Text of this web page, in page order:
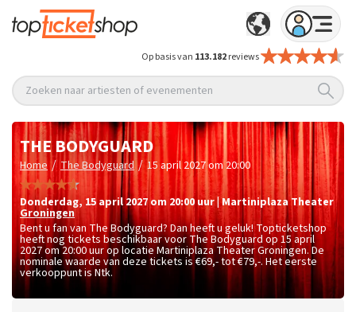
Op basis van 113.182reviews
Zoeken naar artiesten of evenementen
THE BODYGUARD
Home / The Bodyguard / 15 april 2027 om 20:00
donderdag, 15 april 2027 om 20:00 uur |Martiniplaza Theater
Groningen
Bent u fan van The Bodyguard? Dan heeft u geluk! Topticketshop
heeft nog tickets beschikbaar voor The Bodyguard op 15 april
2027 om 20:00 uur op locatie Martiniplaza Theater Groningen. De
nominale waarde van deze tickets is€69,- tot €79,-. Het eerste
verkooppunt is Ntk.